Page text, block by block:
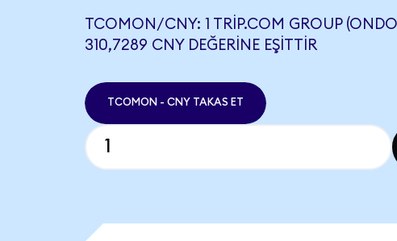
TCOMON/CNY: 1 TRIP.COM GROUP
310,7289 CNY DEĞERINE EŞITTIR
TCOMON - CNY TAKAS ET